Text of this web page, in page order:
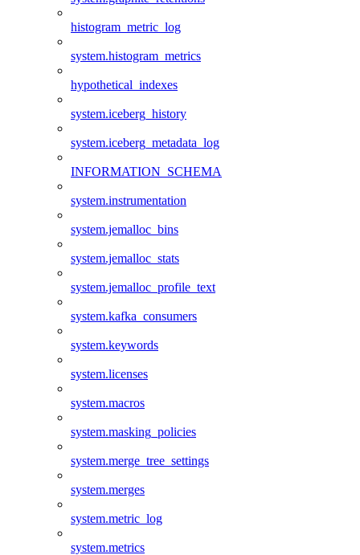
histogram_metric_log
system.histogram_metrics
hypothetical_indexes
system.iceberg_history
system.iceberg_metadata_log
INFORMATION_SCHEMA
system.instrumentation
system.jemalloc_bins
system.jemalloc_stats
system.jemalloc_profile_text
system.kafka_consumers
system.keywords
system.licenses
system.macros
system.masking_policies
system.merge_tree_settings
system.merges
system.metric_log
system.metrics